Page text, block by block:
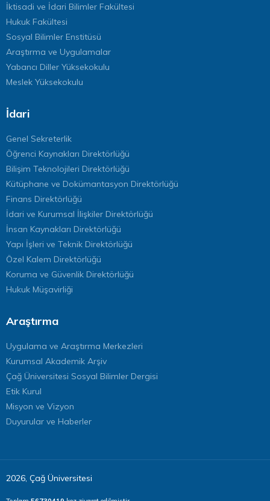
İktisadi ve İdari Bilimler Fakültesi
Hukuk Fakültesi
Sosyal Bilimler Enstitüsü
Araştırma ve Uygulamalar
Yabancı Diller Yüksekokulu
Meslek Yüksekokulu
İdari
Genel Sekreterlik
Öğrenci Kaynakları Direktörlüğü
Bilişim Teknolojileri Direktörlüğü
Kütüphane ve Dokümantasyon Direktörlüğü
Finans Direktörlüğü
İdari ve Kurumsal İlişkiler Direktörlüğü
İnsan Kaynakları Direktörlüğü
Yapı İşleri ve Teknik Direktörlüğü
Özel Kalem Direktörlüğü
Koruma ve Güvenlik Direktörlüğü
Hukuk Müşavirliği
Araştırma
Uygulama ve Araştırma Merkezleri
Kurumsal Akademik Arşiv
Çağ Üniversitesi Sosyal Bilimler Dergisi
Etik Kurul
Misyon ve Vizyon
Duyurular ve Haberler
2026, Çağ Üniversitesi